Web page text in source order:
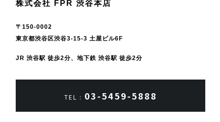
株式会社 FPR 渋谷本店
〒150-0002
東京都渋谷区渋谷3-15-3 土屋ビル6F
JR 渋谷駅 徒歩2分、地下鉄 渋谷駅 徒歩2分
TEL : 03-5459-5888